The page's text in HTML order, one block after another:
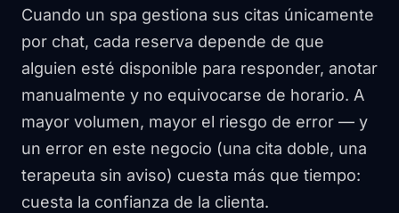
Cuando un spa gestiona sus citas únicamente
por chat, cada reserva depende de que
alguien esté disponible para responder, anotar
manualmente y no equivocarse de horario. A
mayor volumen, mayor el riesgo de error — y
un error en este negocio (una cita doble, una
terapeuta sin aviso) cuesta más que tiempo:
cuesta la confianza de la clienta.